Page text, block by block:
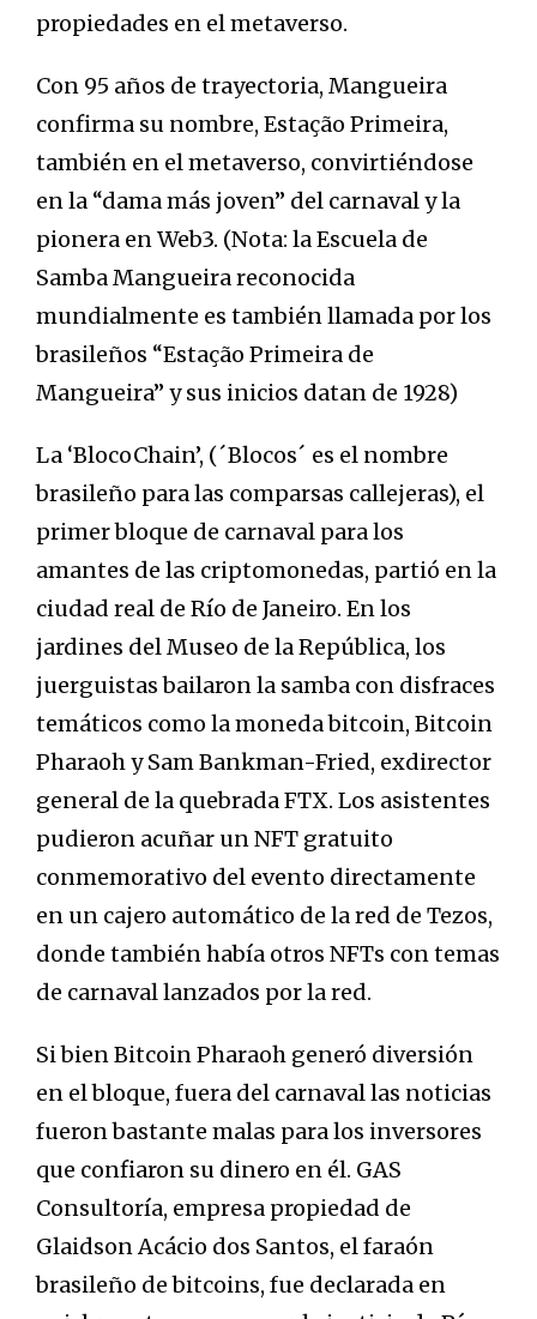
propiedades en el metaverso.
Con 95 años de trayectoria, Mangueira
confirma su nombre, Estação Primeira,
también en el metaverso, convirtiéndose
en la “dama más joven” del carnaval y la
pionera en Web3. (Nota: la Escuela de
Samba Mangueira reconocida
mundialmente es también llamada por los
brasileños “Estação Primeira de
Mangueira” y sus inicios datan de 1928)
La ‘BlocoChain’, (´Blocos´ es el nombre
brasileño para las comparsas callejeras), el
primer bloque de carnaval para los
amantes de las criptomonedas, partió en la
ciudad real de Río de Janeiro. En los
jardines del Museo de la República, los
juerguistas bailaron la samba con disfraces
temáticos como la moneda bitcoin, Bitcoin
Pharaoh y Sam Bankman-Fried, exdirector
general de la quebrada FTX. Los asistentes
pudieron acuñar un NFT gratuito
conmemorativo del evento directamente
en un cajero automático de la red de Tezos,
donde también había otros NFTs con temas
de carnaval lanzados por la red.
Si bien Bitcoin Pharaoh generó diversión
en el bloque, fuera del carnaval las noticias
fueron bastante malas para los inversores
que confiaron su dinero en él. GAS
Consultoría, empresa propiedad de
Glaidson Acácio dos Santos, el faraón
brasileño de bitcoins, fue declarada en